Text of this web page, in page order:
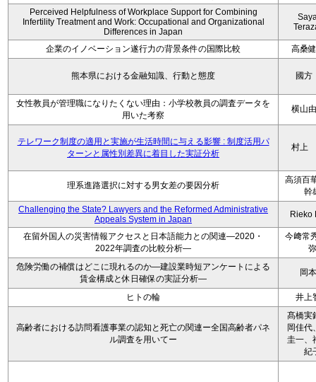
Perceived Helpfulness of Workplace Support for Combining
Infertility Treatment and Work: Occupational and Organizational
Differences in Japan
企業のイノベーション遂行力の背景条件の国際比較 高桑
熊本県における金融知識、行動と態度 國
女性教員が管理職になりたくない理由：小学校教員の調査データを
用いた考察
横山
テレワーク制度の適用と実施が生活時間に与える影響 : 制度活用パ
ターンと属性別差異に着目した実証分析
村上
理系進路選択に対する男女差の要因分析
高須百
幹
Challenging the State? Lawyers and the Reformed Administrative
Appeals System in Japan
Rieko
在留外国人の災害情報アクセスと日本語能力との関連―2020・
2022年調査の比較分析―
今﨑常
弥
危険労働の補償はどこに現れるのか―建設業時短アンケートによる
賃金構成と休日確保の実証分析―
岡
ヒトの輪 井上
高齢者における訪問看護事業の認知と死亡の関連ー全国高齢者パネ
ル調査を用いてー
髙橋実
岡佳代
圭一、
紀